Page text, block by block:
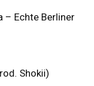
– Echte Berliner
Shokii)